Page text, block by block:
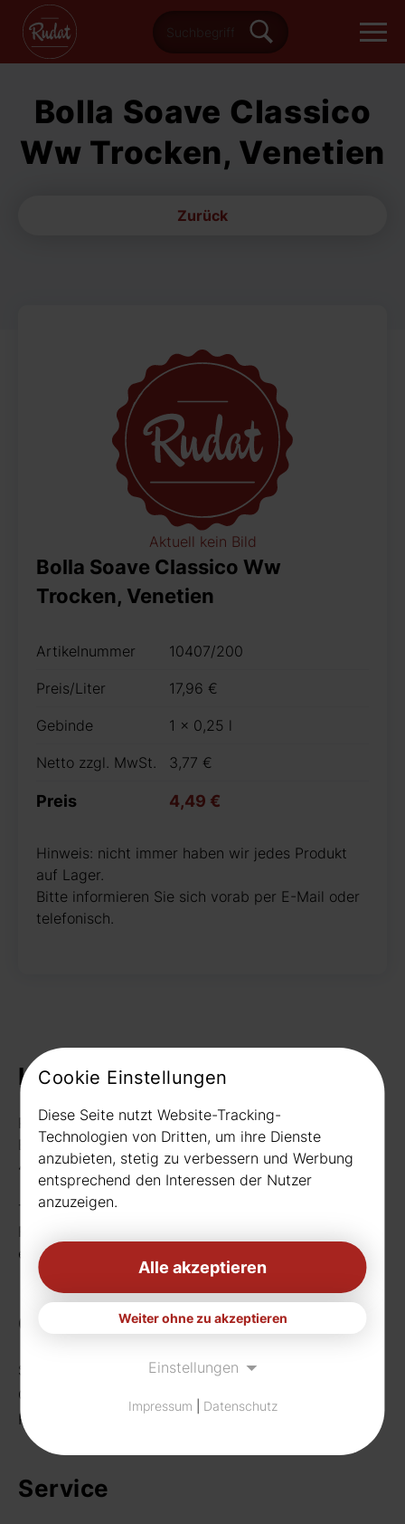
Bolla Soave Classico
Ww Trocken, Venetien
Zurück
Aktuell kein Bild
Bolla Soave Classico Ww
Trocken, Venetien
Artikelnummer 10407/200
Preis/Liter 17,96 €
Gebinde 1 x 0,25 l
Netto zzgl. MwSt. 3,77 €
Preis 4,49 €
Hinweis: nicht immer haben wir jedes Produkt
auf Lager.
Bitte informieren Sie sich vorab per E-Mail oder
telefonisch.
Kontakt
Rudat GmbH
Borussiastr. 26
44149 Dortmund
Telefon:0231 656677
Fax: 0231 656990
eMail:
Getränke
Sortiment
Craft Beer
Rund um deine Bar
Service
Cookie Einstellungen
Diese Seite nutzt Website-Tracking-
Technologien von Dritten, um ihre Dienste
anzubieten, stetig zu verbessern und Werbung
entsprechend den Interessen der Nutzer
anzuzeigen.
Alle akzeptieren
Weiter ohne zu akzeptieren
Einstellungen
Impressum Datenschutz